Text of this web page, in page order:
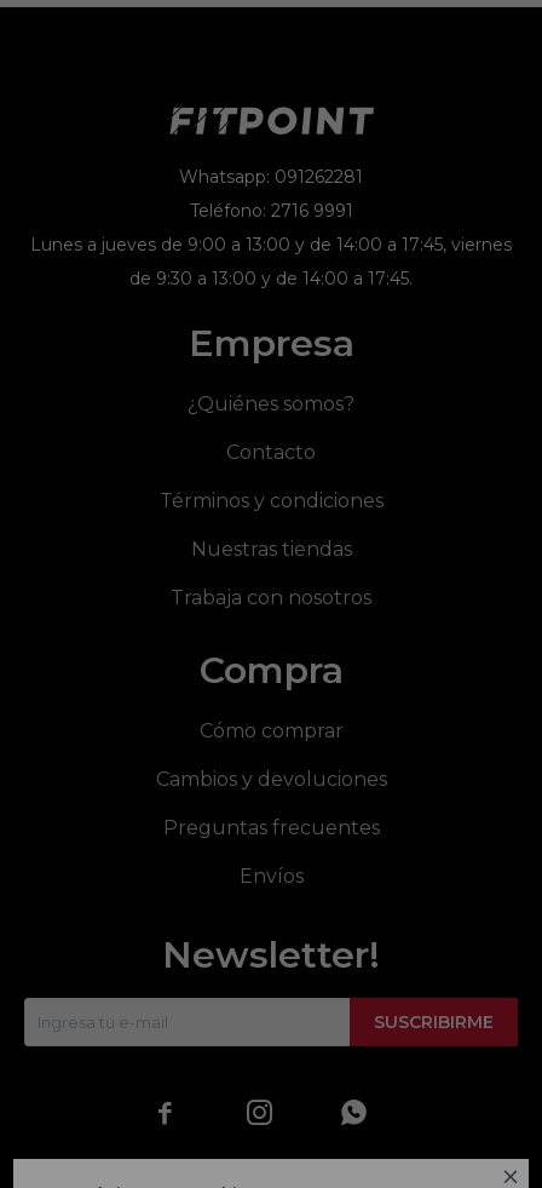

Whatsapp: 091262281
Teléfono: 2716 9991
Lunes a jueves de 9:00 a 13:00 y de 14:00 a 17:45, viernes
de 9:30 a 13:00 y de 14:00 a 17:45.
Empresa
¿Quiénes somos?
Contacto
Términos y condiciones
Nuestras tiendas
Trabaja con nosotros
Compra
Cómo comprar
Cambios y devoluciones
Preguntas frecuentes
Envíos
Newsletter!
SUSCRIBIRME
  